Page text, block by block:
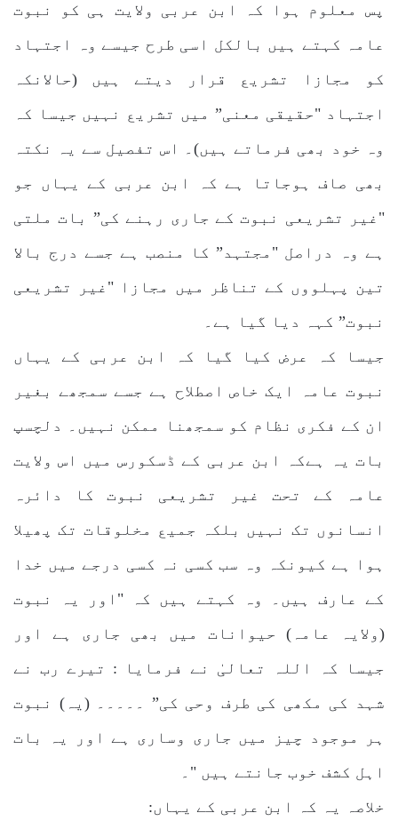
پس معلوم ہوا کہ ابن عربی ولایت ہی کو نبوت
عامہ کہتے ہیں بالکل اسی طرح جیسے وہ اجتہاد
کو مجازا تشریع قرار دیتے ہیں (حالانکہ
اجتہاد "حقیقی معنی” میں تشریع نہیں جیسا کہ
وہ خود بھی فرماتے ہیں)۔ اس تفصیل سے یہ نکتہ
بھی صاف ہوجاتا ہے کہ ابن عربی کے یہاں جو
"غیر تشریعی نبوت کے جاری رہنے کی” بات ملتی
ہے وہ دراصل "مجتہد” کا منصب ہے جسے درج بالا
تین پہلووں کے تناظر میں مجازا "غیر تشریعی
نبوت” کہہ دیا گیا ہے۔
جیسا کہ عرض کیا گیا کہ ابن عربی کے یہاں
نبوت عامہ ایک خاص اصطلاح ہے جسے سمجھے بغیر
ان کے فکری نظام کو سمجھنا ممکن نہیں۔ دلچسپ
بات یہ ہےکہ ابن عربی کے ڈسکورس میں اس ولایت
عامہ کے تحت غیر تشریعی نبوت کا دائرہ
انسانوں تک نہیں بلکہ جمیع مخلوقات تک پھیلا
ہوا ہے کیونکہ وہ سب کسی نہ کسی درجے میں خدا
کے عارف ہیں۔ وہ کہتے ہیں کہ "اور یہ نبوت
(ولایہ عامہ) حیوانات میں بھی جاری ہے اور
جیسا کہ اللہ تعالیٰ نے فرمایا : تیرے رب نے
شہد کی مکھی کی طرف وحی کی” ۔۔۔۔۔ (یہ) نبوت
ہر موجود چیز میں جاری وساری ہے اور یہ بات
اہل کشف خوب جانتے ہیں "۔
خلاصہ یہ کہ ابن عربی کے یہاں: